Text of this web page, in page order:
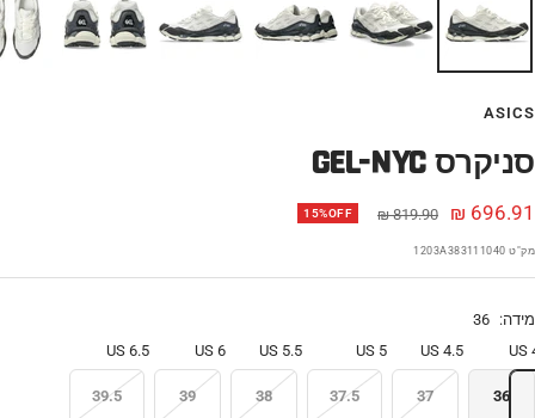
ASICS
GEL-NYC סניקרס
מחיר
מבצע
696.91 ₪ מחיר
819.90 ₪
15%OFF
מק"ט 1203A383111040
מידה: 36
4
36
4.5 US
37
5 US
37.5
5.5 US
38
6 US
39
6.5 US
39.5